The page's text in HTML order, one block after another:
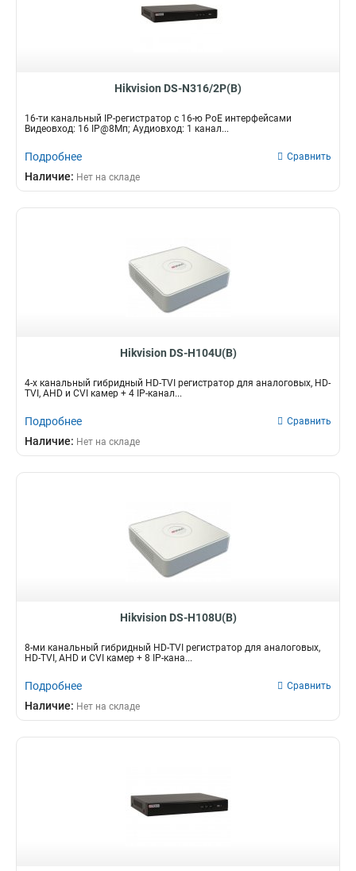
Hikvision DS-N316/2P(B)
16-ти канальный IP-регистратор c 16-ю PoE интерфейсами
Видеовход: 16 IP@8Мп; Аудиовход: 1 канал...
Подробнее Сравнить
Наличие: Нет на складе
Hikvision DS-H104U(B)
4-х канальный гибридный HD-TVI регистратор для аналоговых, HD-
TVI, AHD и CVI камер + 4 IP-канал...
Подробнее Сравнить
Наличие: Нет на складе
Hikvision DS-H108U(B)
8-ми канальный гибридный HD-TVI регистратор для аналоговых,
HD-TVI, AHD и CVI камер + 8 IP-кана...
Подробнее Сравнить
Наличие: Нет на складе